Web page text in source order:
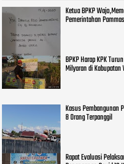
Ketua BPKP
Pemerintahan
BPKP Harap KPK
Milyaran di Kabupatan
Kasus Pembangunan
8 Orang Terpanggil
Rapat Evaluasi